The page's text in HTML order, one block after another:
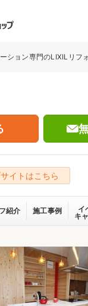
ション専門のLIXILリフ
イトはこちら
紹介 施工事例
イ
キ